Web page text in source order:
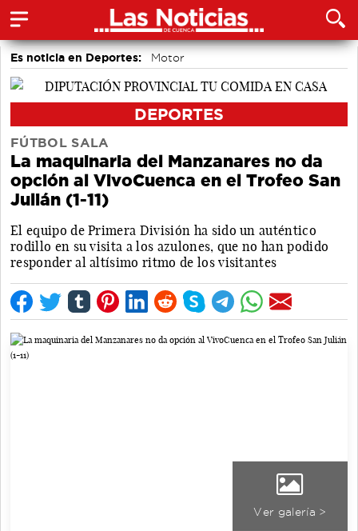
Es noticia en Deportes: Motor
DEPORTES
FÚTBOL SALA
La maquinaria del Manzanares no da
opción al VivoCuenca en el Trofeo San
Julián (1-11)
El equipo de Primera División ha sido un auténtico
rodillo en su visita a los azulones, que no han podido
responder al altísimo ritmo de los visitantes
Ver galería >